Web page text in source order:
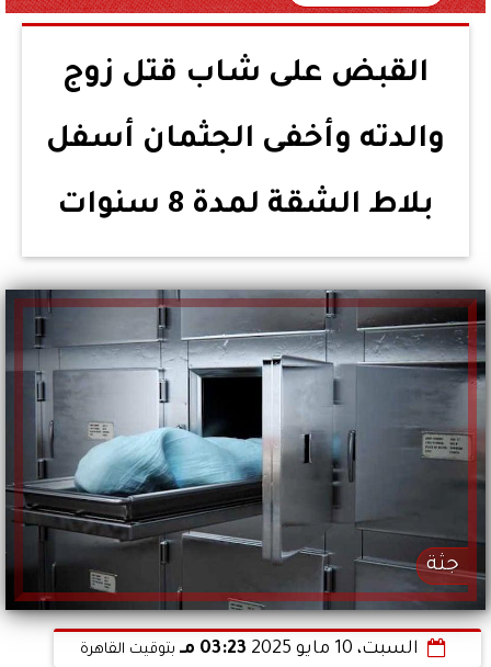
القبض على شاب قتل زوج
والدته وأخفى الجثمان أسفل
بلاط الشقة لمدة 8 سنوات
جثة
السبت، 10 مايو 2025 03:23 مـ بتوقيت القاهرة